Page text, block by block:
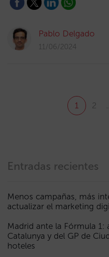
Pablo Delgado
11/06/2024
1 2
Entradas recientes
Menos campañas, más
actualizar el marketing
Madrid ante la Fórmula 1:
Catalunya y del GP de
hoteles